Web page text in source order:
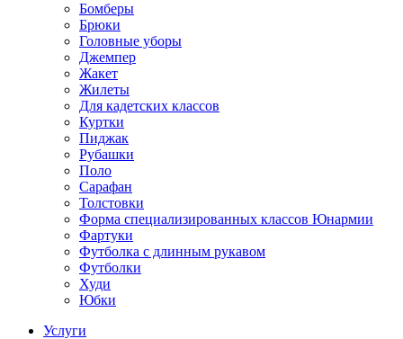
Бомберы
Брюки
Головные уборы
Джемпер
Жакет
Жилеты
Для кадетских классов
Куртки
Пиджак
Рубашки
Поло
Сарафан
Толстовки
Форма специализированных классов Юнармии
Фартуки
Футболка с длинным рукавом
Футболки
Худи
Юбки
Услуги